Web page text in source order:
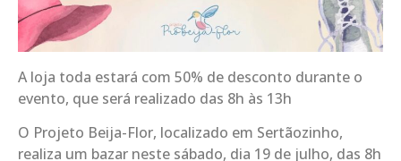
A loja toda estará com 50% de desconto durante o
evento, que será realizado das 8h às 13h
O Projeto Beija-Flor, localizado em Sertãozinho,
realiza um bazar neste sábado, dia 19 de julho, das 8h